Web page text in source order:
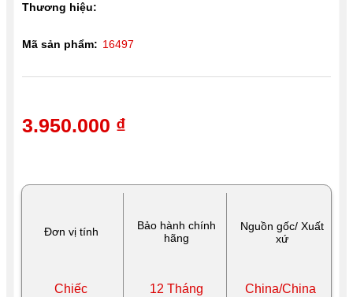
Đơn vị tính
Bảo hành chính
hãng
Nguồn gốc/ Xuất
xứ
Chiếc 12 Tháng China/China
3.950.000 ₫
Thương hiệu:
Mã sản phẩm: 16497